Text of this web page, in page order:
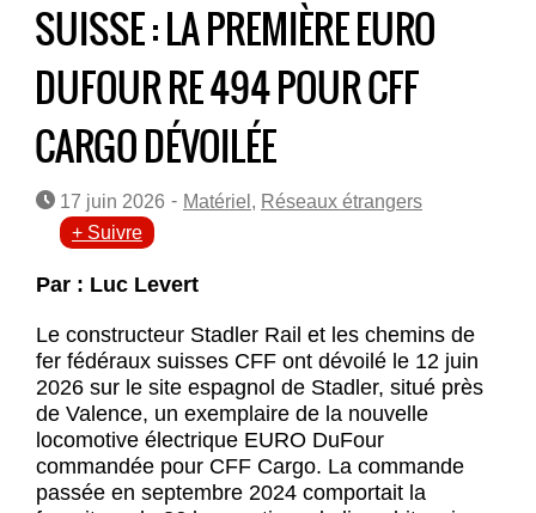
SUISSE : LA PREMIÈRE EURO
DUFOUR RE 494 POUR CFF
CARGO DÉVOILÉE
17 juin 2026 - Matériel , Réseaux étrangers
+ Suivre
Par : Luc Levert
Le constructeur Stadler Rail et les chemins de
fer fédéraux suisses CFF ont dévoilé le 12 juin
2026 sur le site espagnol de Stadler, situé près
de Valence, un exemplaire de la nouvelle
locomotive électrique EURO DuFour
commandée pour CFF Cargo. La commande
passée en septembre 2024 comportait la